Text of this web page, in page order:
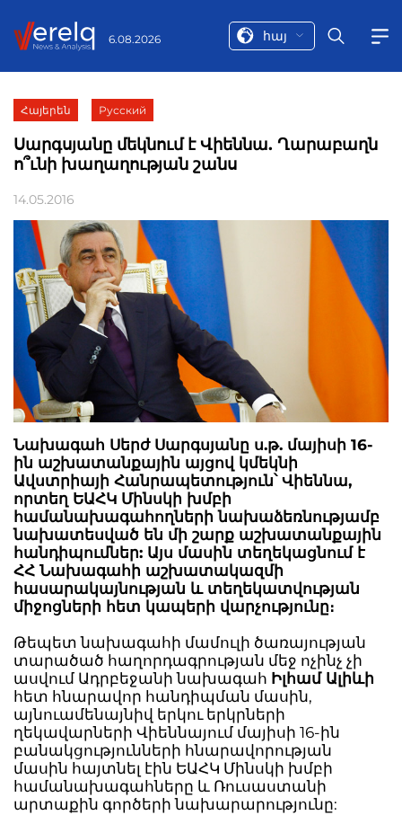
6.08.2026 հայ
Հայերեն Русский
Սարգսյանը մեկնում է Վիեննա. Ղարաբաղն
ո՞ւնի խաղաղության շանս
14.05.2016
Նախագահ Սերժ Սարգսյանը ս.թ. մայիսի 16-
ին աշխատանքային այցով կմեկնի
Ավստրիայի Հանրապետություն՝ Վիեննա,
որտեղ ԵԱՀԿ Մինսկի խմբի
համանախագահողների նախաձեռնությամբ
նախատեսված են մի շարք աշխատանքային
հանդիպումներ: Այս մասին տեղեկացնում է
ՀՀ Նախագահի աշխատակազմի
հասարակայնության և տեղեկատվության
միջոցների հետ կապերի վարչությունը։
Թեպետ նախագահի մամուլի ծառայության
տարածած հաղորդագրության մեջ ոչինչ չի
ասվում Ադրբեջանի նախագահ Իլհամ Ալիևի
հետ հնարավոր հանդիպման մասին,
այնուամենայնիվ երկու երկրների
ղեկավարների Վիեննայում մայիսի 16-ին
բանակցությունների հնարավորության
մասին հայտնել էին ԵԱՀԿ Մինսկի խմբի
համանախագահները և Ռուսաստանի
արտաքին գործերի նախարարությունը: